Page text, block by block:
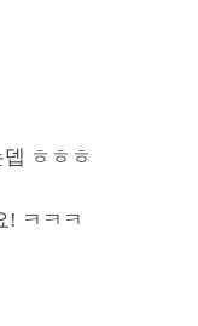
ㅎㅎㅎ
! ㅋㅋㅋ